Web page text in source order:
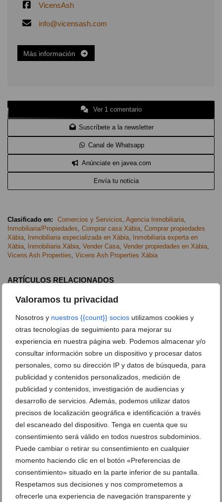
Valoramos tu privacidad
Nosotros y nuestros {{count}} socios utilizamos cookies y
otras tecnologías de seguimiento para mejorar su
experiencia en nuestra página web. Podemos almacenar y/o
consultar información sobre un dispositivo y procesar datos
personales, como su dirección IP y datos de búsqueda, para
publicidad y contenidos personalizados, medición de
publicidad y contenidos, investigación de audiencias y
desarrollo de servicios. Además, podemos utilizar datos
precisos de localización geográfica e identificación a través
del escaneado del dispositivo. Tenga en cuenta que su
consentimiento será válido en todos nuestros subdominios.
Puede cambiar o retirar su consentimiento en cualquier
momento haciendo clic en el botón «Preferencias de
consentimiento» situado en la parte inferior de su pantalla.
Respetamos sus decisiones y nos comprometemos a
ofrecerle una experiencia de navegación transparente y
VicensAsh
info@vicensash.com
Más información
Ver 1 comentario
Suscríbete a la newsletter
Canal de Whatsapp
Anúnciate en javea.com
Envía tu noticia
Clasificado en: Comercios y Servicios Agencia Inmobiliaria
Inmobiliaria/Propiedades Comprar casa Xàbia Comprar propiedades
Xàbia
Inmobiliaria especializada en Xàbia
Inmobiliaria experta en
Xàbia
Inmobiliaria Xàbia Vender Casa Vender propiedades en Xàbia
Vicens Ash Properties Vicens Ash Properties Xàbia
ARTÍCULOS RELACIONADOS
Piscina privada, barbacoa y vistas abiertas: tu
propio paraíso en Benitatxell
22 de julio de 2026